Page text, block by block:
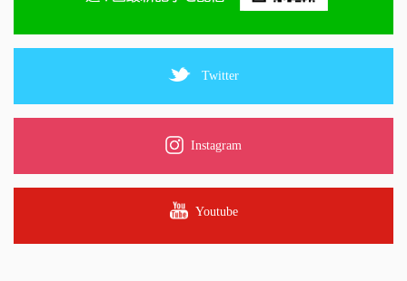
Twitter
Instagram
Youtube